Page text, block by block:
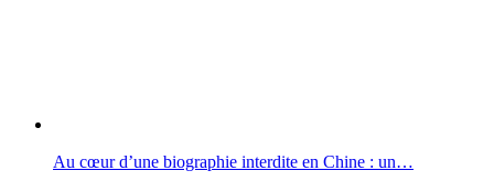
Au cœur d’une biographie interdite en Chine : un…